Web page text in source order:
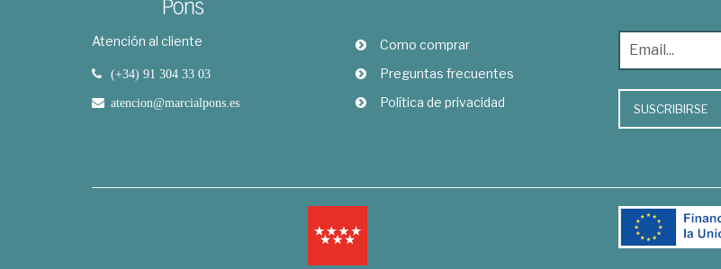
Atención al cliente
(+34) 91 304 33 03
atencion@marcialpons.es
Como comprar
Preguntas frecuentes
Política de privacidad
SUSCRIBIRSE